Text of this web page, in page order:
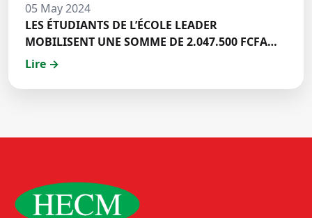
05 May 2024
LES ÉTUDIANTS DE L’ÉCOLE LEADER
MOBILISENT UNE SOMME DE 2.047.500 FCFA
POUR LE FONDS ZÉRO PALU:DISCOURS DE M.
DE HECM
Lire →